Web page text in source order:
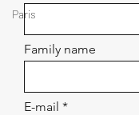
Paris
Family name
E-mail